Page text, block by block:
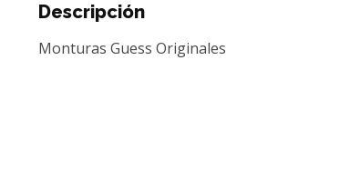
Descripción
Monturas Guess Originales